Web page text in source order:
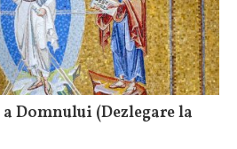
Domnului (Dezlegare la